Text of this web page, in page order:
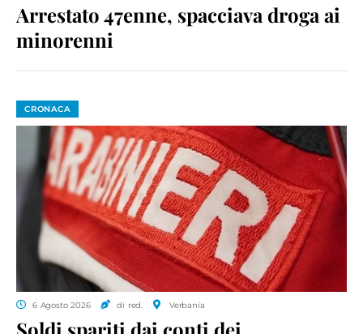
Arrestato 47enne, spacciava droga ai
minorenni
CRONACA
6 Agosto 2026 di red. Verbania